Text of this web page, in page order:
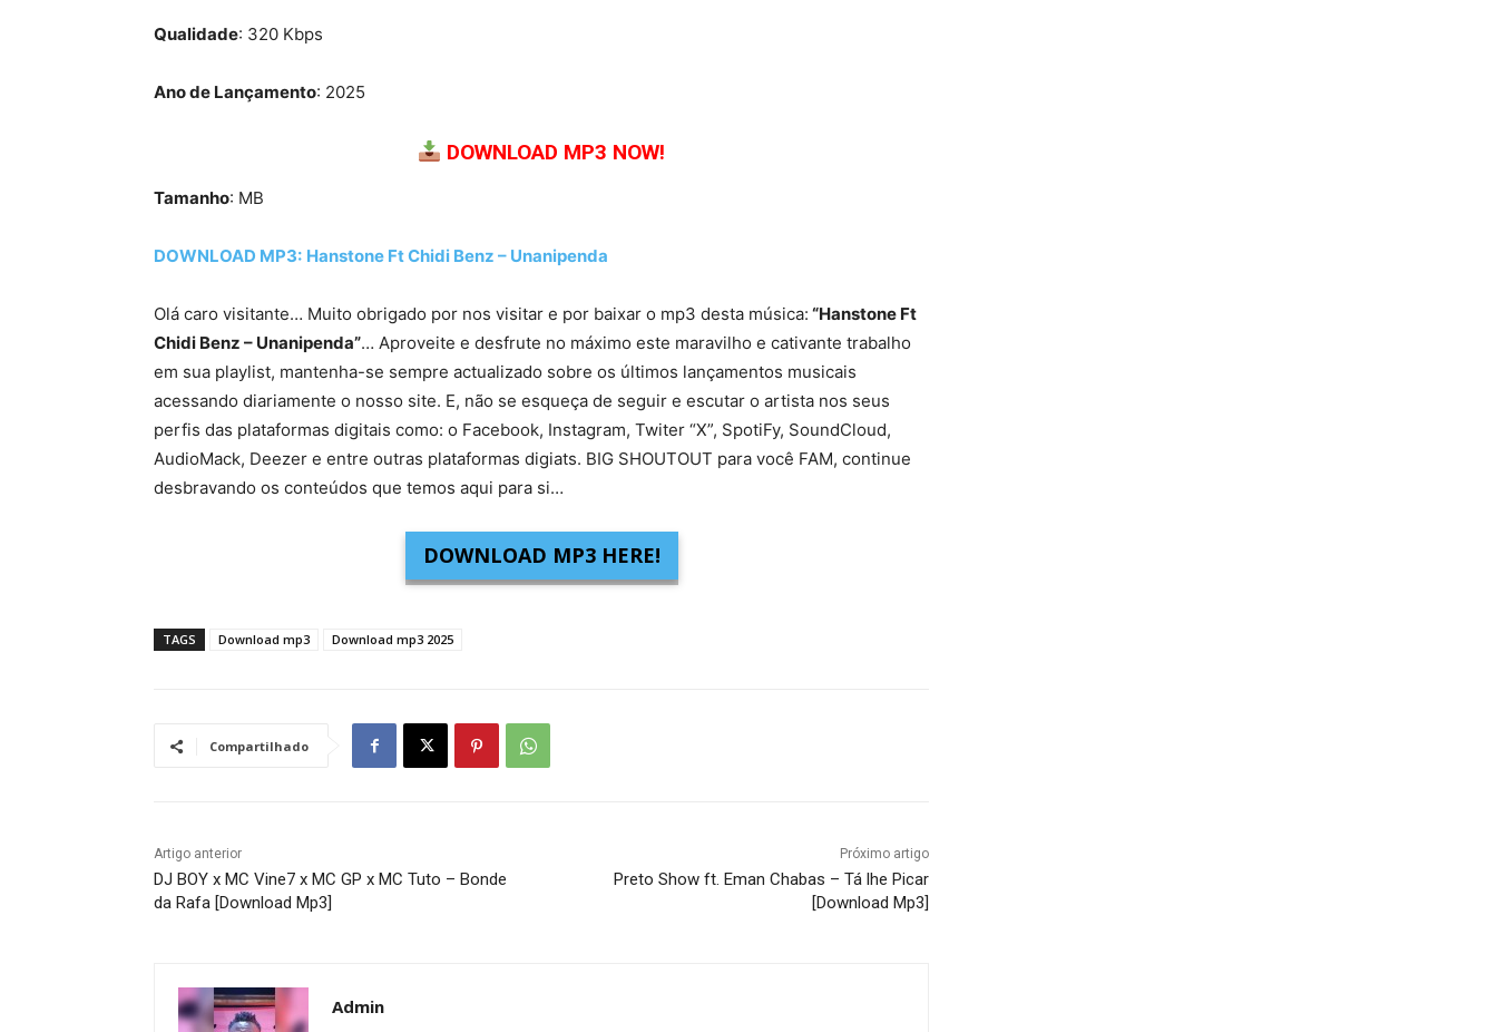
Qualidade: 320 Kbps
Ano de Lançamento: 2025
DOWNLOAD MP3 NOW!
Tamanho: MB
DOWNLOAD MP3: Hanstone Ft Chidi Benz – Unanipenda
Olá caro visitante… Muito obrigado por nos visitar e por baixar o mp3 desta música: “Hanstone Ft
Chidi Benz – Unanipenda”… Aproveite e desfrute no máximo este maravilho e cativante trabalho
em sua playlist, mantenha-se sempre actualizado sobre os últimos lançamentos musicais
acessando diariamente o nosso site. E, não se esqueça de seguir e escutar o artista nos seus
perfis das plataformas digitais como: o Facebook, Instagram, Twiter “X”, SpotiFy, SoundCloud,
AudioMack, Deezer e entre outras plataformas digiats. BIG SHOUTOUT para você FAM, continue
desbravando os conteúdos que temos aqui para si…
DOWNLOAD MP3 HERE!
TAGS Download mp3 Download mp3 2025
Compartilhado
Artigo anterior
DJ BOY x MC Vine7 x MC GP x MC Tuto – Bonde
da Rafa [Download Mp3]
Próximo artigo
Preto Show ft. Eman Chabas – Tá lhe Picar
[Download Mp3]
Admin